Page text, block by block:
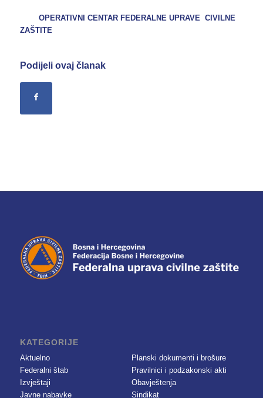
OPERATIVNI CENTAR FEDERALNE UPRAVE CIVILNE
ZAŠTITE
Podijeli ovaj članak
KATEGORIJE
Aktuelno
Federalni štab
Izvještaji
Javne nabavke
Planski dokumenti i brošure
Pravilnici i podzakonski akti
Obavještenja
Sindikat